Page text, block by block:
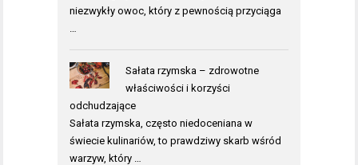
niezwykły owoc, który z pewnością przyciąga
Sałata rzymska – zdrowotne
właściwości i korzyści
odchudzające
Sałata rzymska, często niedoceniana w
świecie kulinariów, to prawdziwy skarb wśród
warzyw, który …